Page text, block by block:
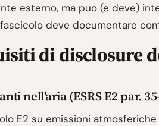
esterno, ma puo (e deve)
deve documentare
di disclosure
nell'aria (ESRS E2 par.
E2 su emissioni